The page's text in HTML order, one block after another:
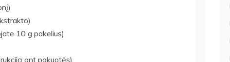
10 g pakelius)
ant pakuotės)